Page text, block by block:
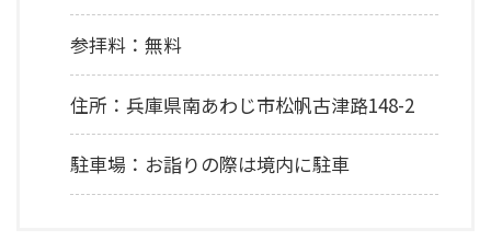
参拝料：無料
住所：兵庫県南あわじ市松帆古津路148-2
駐車場：お詣りの際は境内に駐車